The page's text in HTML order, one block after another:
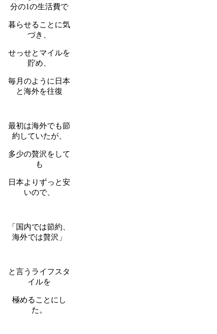
分の1の生活費で
暮らせることに気
づき、
せっせとマイルを
貯め、
毎月のように日本
と海外を往復
最初は海外でも節
約していたが、
多少の贅沢をして
も
日本よりずっと安
いので、
「国内では節約、
海外では贅沢」
と言うライフスタ
イルを
極めることにし
た。